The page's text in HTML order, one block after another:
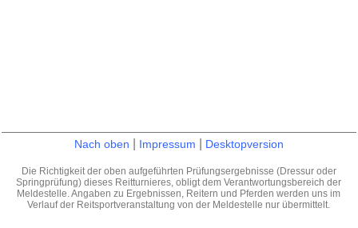
Nach oben Impressum Desktopversion
Die Richtigkeit der oben aufgeführten Prüfungsergebnisse (Dressur oder
Springprüfung) dieses Reitturnieres, obligt dem Verantwortungsbereich der
Meldestelle. Angaben zu Ergebnissen, Reitern und Pferden werden uns im
Verlauf der Reitsportveranstaltung von der Meldestelle nur übermittelt.